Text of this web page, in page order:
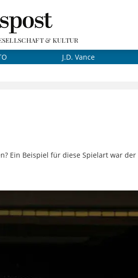
& KULTUR
J.D. Vance
Ein Beispiel für diese Spielart war der